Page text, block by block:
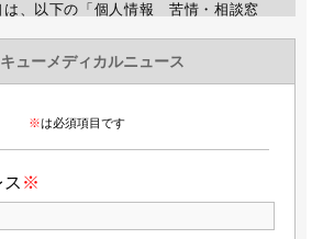
は、以下の「個人情報 苦情・相談窓
るにあたっての注意事項
ですが、正確な情報をご提供いただけ
予めご了承下さい。
コン等を用いるなどして、本人が容易
による個人情報の取得は行っておりませ